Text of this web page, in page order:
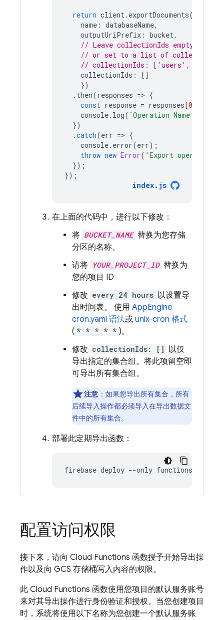
return client. exportDocuments({
name : databaseName,
outputUriPrefix : bucket,
// Leave collectionIds empty to
// or set to a list of collection
// collectionIds: ['users',
collectionIds :
[]
})
. then(responses => {
const response = responses[0
console. log( `Operation Name:
})
.catch(err => {
console. error(err);
throw new Error( 'Export operation
});
});
index. js
在上面的代码中，进行以下修改：
将 BUCKET_NAME 替换为您存储
分区的名称。
请将 YOUR_PROJECT_ID 替换为
您的项目 ID
修改 every 24 hours 以设置导
出时间表。 使用 AppEngine
cron.yaml 语法或 unix-cron 格式
( * * * * * )。
修改 collectionIds: [] 以仅
导出指定的集合组。将此项留空即
可导出所有集合组。
注意 ：如果您导出所有集合，所有
后续导入操作都必须导入在导出数据文
件中的所有集合。
部署此定期导出函数：
firebase deploy --only functions
配置访问权限
接下来，请向 Cloud Functions 函数授予开始导出操
作以及向 GCS 存储桶写入内容的权限。
此 Cloud Functions 函数使用您项目的默认服务账号
来对其导出操作进行身份验证和授权。当您创建项目
时，系统将使用以下名称为您创建一个默认服务账